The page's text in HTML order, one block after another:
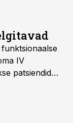
IV
patsiendid